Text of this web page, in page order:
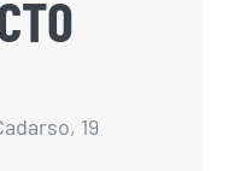
19